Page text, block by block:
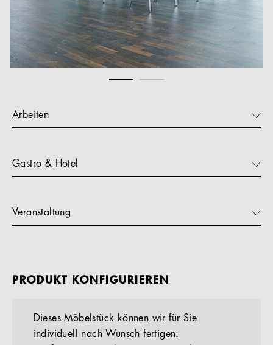
Arbeiten
Gastro & Hotel
Veranstaltung
PRODUKT KONFIGURIEREN
Dieses Möbelstück können wir für Sie
individuell nach Wunsch fertigen: